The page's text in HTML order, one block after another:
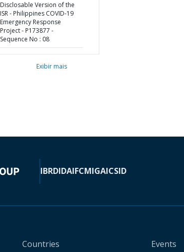
Disclosable Version of the
ISR - Philippines COVID-19
Emergency Response
Project - P173877 -
Sequence No : 08
Exibir mais
IBRDIDAIFCMIGAICSID
Countries Events